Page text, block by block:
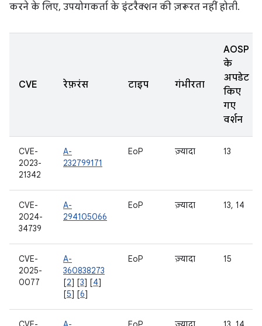
करने के लिए, उपयोगकर्ता के इंटरैक्शन की ज़रूरत नहीं होती.
CVE रेफ़रंस टाइप गंभीरता
AOSP
के
अपडेट
किए
गए
वर्शन
CVE-
2023-
21342
A-
232799171
EoP ज़्यादा 13
CVE-
2024-
34739
A-
294105066
EoP ज़्यादा 13, 14
CVE-
2025-
0077
A-
360838273
[2] [3] [4]
[5] [6]
EoP ज़्यादा 15